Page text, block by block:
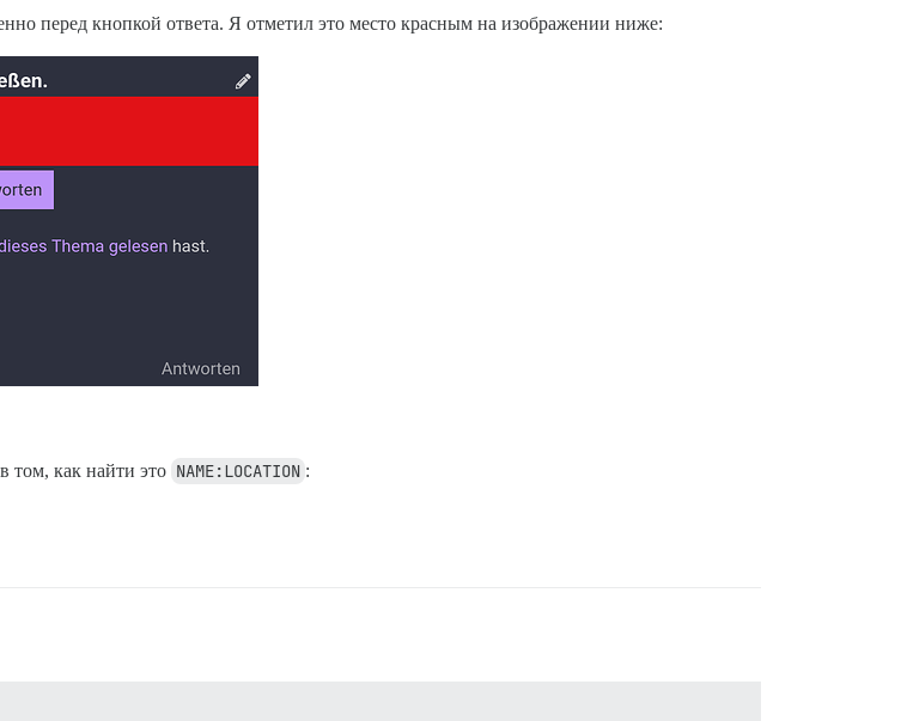
перед кнопкой ответа. Я отметил это место красным на изображении ниже:
том, как найти это NAME:LOCATION :